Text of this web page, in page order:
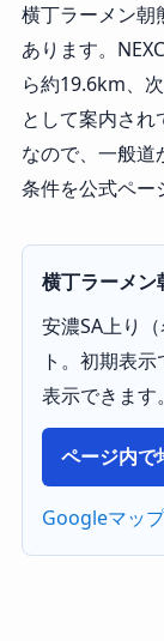
横丁ラーメン朝
あります。
ら約19.6km、
として案内さ
なので、一般道
条件を公式ペー
横丁ラーメン
安濃SA上り
ト。初期表
表示できます。
ページ内で
Googleマッ